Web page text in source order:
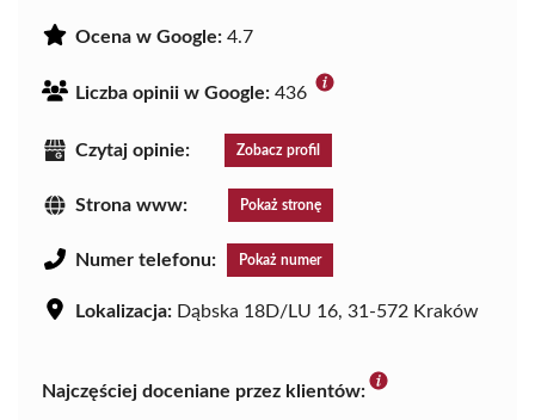
Ocena w Google: 4.7
Liczba opinii w Google: 436
Czytaj opinie: Zobacz profil
Strona www: Pokaż stronę
Numer telefonu: Pokaż numer
Lokalizacja: Dąbska 18D/LU 16, 31-572 Kraków
Najczęściej doceniane przez klientów: